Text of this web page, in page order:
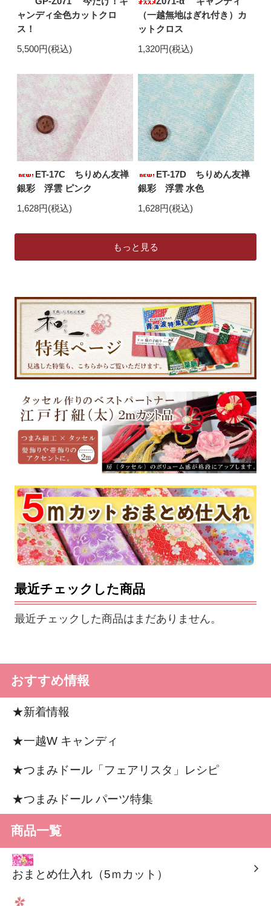
ャンディ全色カットクロ
ス！
5,500円(税込)
（一越無地はぎれ付き）カ
ットクロス
1,320円(税込)
ET-17C ちりめん友禅
銀彩 浮雲 ピンク
1,628円(税込)
ET-17D ちりめん友禅
銀彩 浮雲 水色
1,628円(税込)
もっと見る
最近チェックした商品
最近チェックした商品はまだありません。
おすすめ情報
★新着情報
★一越W キャンディ
★つまみドール「フェアリスタ」レシピ
★つまみドール パーツ特集
商品一覧
おまとめ仕入れ（5ｍカット）